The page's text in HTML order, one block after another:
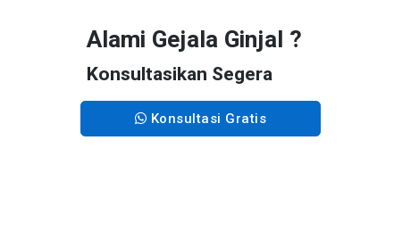
Alami Gejala Ginjal ?
Konsultasikan Segera
Konsultasi Gratis